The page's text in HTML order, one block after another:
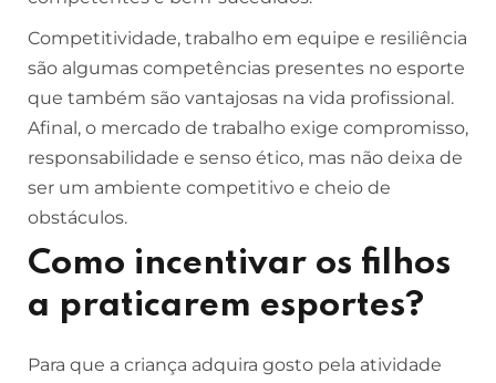
Competitividade, trabalho em equipe e resiliência
são algumas competências presentes no esporte
que também são vantajosas na vida profissional.
Afinal, o mercado de trabalho exige compromisso,
responsabilidade e senso ético, mas não deixa de
ser um ambiente competitivo e cheio de
obstáculos.
Como incentivar os filhos
a praticarem esportes?
Para que a criança adquira gosto pela atividade